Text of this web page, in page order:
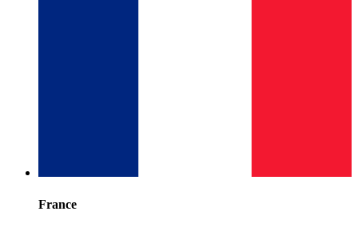
France